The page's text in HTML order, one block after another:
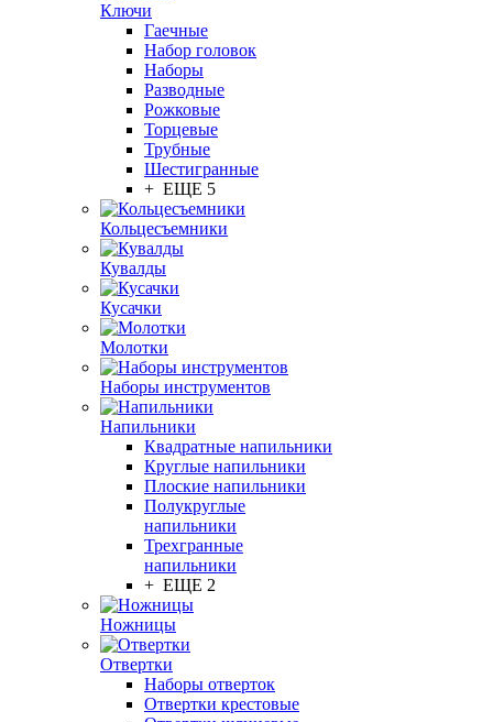
Ключи
Гаечные
Набор головок
Наборы
Разводные
Рожковые
Торцевые
Трубные
Шестигранные
+ ЕЩЕ 5
Кольцесъемники
Кувалды
Кусачки
Молотки
Наборы инструментов
Напильники
Квадратные напильники
Круглые напильники
Плоские напильники
Полукруглые
напильники
Трехгранные
напильники
+ ЕЩЕ 2
Ножницы
Отвертки
Наборы отверток
Отвертки крестовые